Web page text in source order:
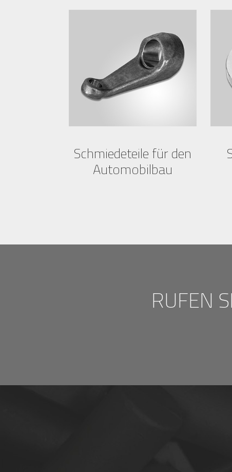
Schmiedeteile für den
Automobilbau
RUFEN